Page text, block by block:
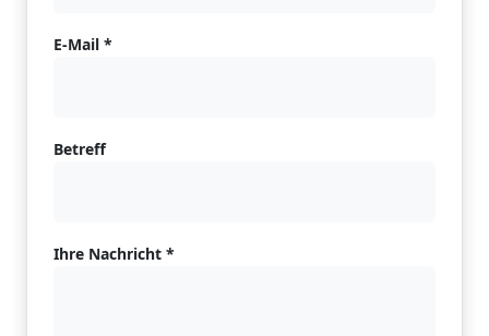
E-Mail *
Betreff
Ihre Nachricht *